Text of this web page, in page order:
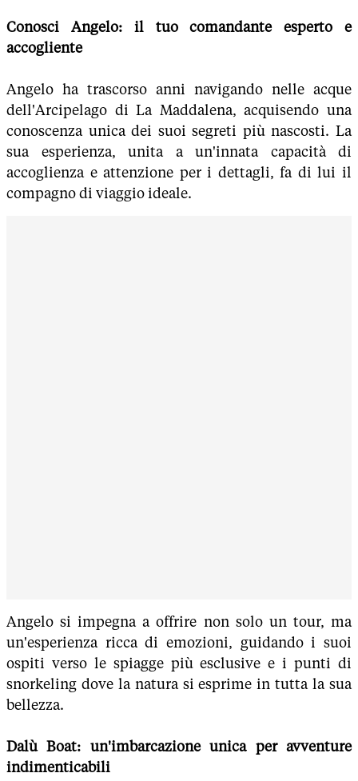
Conosci Angelo: il tuo comandante esperto e
accogliente
Angelo ha trascorso anni navigando nelle acque
dell'Arcipelago di La Maddalena, acquisendo una
conoscenza unica dei suoi segreti più nascosti. La
sua esperienza, unita a un'innata capacità di
accoglienza e attenzione per i dettagli, fa di lui il
compagno di viaggio ideale.
Angelo si impegna a offrire non solo un tour, ma
un'esperienza ricca di emozioni, guidando i suoi
ospiti verso le spiagge più esclusive e i punti di
snorkeling dove la natura si esprime in tutta la sua
bellezza.
Dalù Boat: un'imbarcazione unica per avventure
indimenticabili